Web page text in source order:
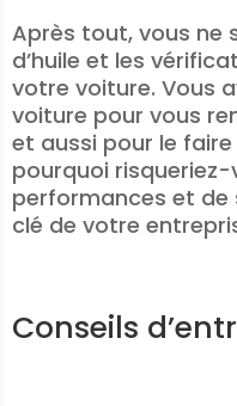
Après tout, vous ne
d’huile et les
votre voiture. Vous
voiture pour vous
et aussi pour le
pourquoi
performances et de
clé de votre
Conseils